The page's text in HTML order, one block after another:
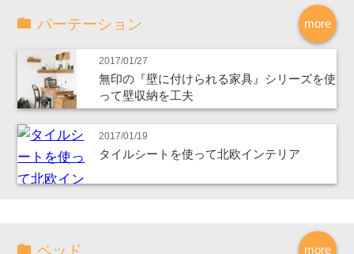
more
パーテーション
2017/01/27
無印の『壁に付けられる家具』シリーズを使
って壁収納を工夫
2017/01/19
タイルシートを使って北欧インテリア
more
ベッド